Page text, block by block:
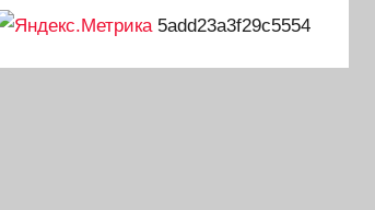
5add23a3f29c5554